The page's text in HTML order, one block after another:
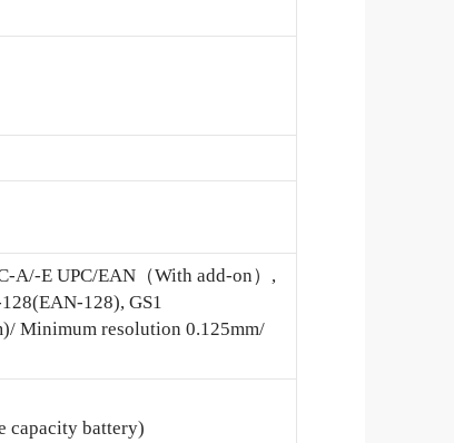
A/-E UPC/EAN（With add-on）,
128), GS1
Minimum resolution 0.125mm/
capacity battery)